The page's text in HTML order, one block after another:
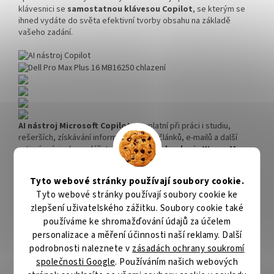
Tyto webové stránky používají soubory cookie.
Tyto webové stránky používají soubory cookie ke
zlepšení uživatelského zážitku. Soubory cookie také
používáme ke shromažďování údajů za účelem
personalizace a měření účinnosti naší reklamy. Další
podrobnosti naleznete v zásadách ochrany soukromí
společnosti Google. Používáním našich webových
klávesnici se samostatnou klávesou Copilot, se kterým se
ihned vydáte do světa efektivní tvorby obsahu na základě
vašeho zadání.
AI nástroj Microsoft Copilotse uplatní při práci i studiu,
rešerších, získávání informací, tvorbě článků, e-mailů a další
rutinní práci v kanceláři. Integrovanátechnologie Waves Max
zajistí videohovory bez šumu a prezentace s grácií.
citlivých dat. NotebookDell Pro Max Plus 16 MB16250splňuje
standard odolnosti MIL-STD 810H, takže jeho konstrukce
zvládne nejenom pracovní stres, ale také nějaký ten pád nebo
vysokou mechanickou zátěž.
Dell Pro Max Plus 16 MB16250